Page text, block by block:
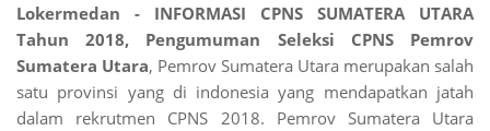
Lokermedan - INFORMASI CPNS SUMATERA UTARA
Tahun 2018, Pengumuman Seleksi CPNS Pemrov
Sumatera Utara, Pemrov Sumatera Utara merupakan salah
satu provinsi yang di indonesia yang mendapatkan jatah
dalam rekrutmen CPNS 2018. Pemrov Sumatera Utara